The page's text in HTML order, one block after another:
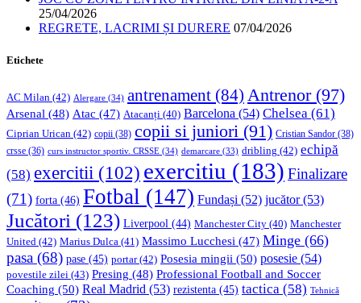
25/04/2026
REGRETE, LACRIMI ȘI DURERE 07/04/2026
Etichete
AC Milan (42) Alergare (34) antrenament (84) Antrenor(97)
Arsenal (48) Atac (47) Atacanți (40) Barcelona (54) Chelsea (61)
Ciprian Urican (42) copii (38) copii si juniori (91) Cristian Sandor (38)
crsse (36) curs instructor sportiv. CRSSE (34) demarcare (33) dribling (42) echipă
(58) exercitii (102) exercitiu (183) Finalizare
(71) forta (46) Fotbal (147) Fundași (52) jucător(53)
Jucători (123) Liverpool (44) Manchester City (40) Manchester
United (42) Marius Dulca (41) Massimo Lucchesi (47) Minge (66)
pasa (68) pase (45) portar(42) Posesia mingii (50) posesie (54)
povestile zilei (43) Presing (48) Professional Football and Soccer
Coaching (50) Real Madrid (53) rezistenta (45) tactica (58) Tehnică